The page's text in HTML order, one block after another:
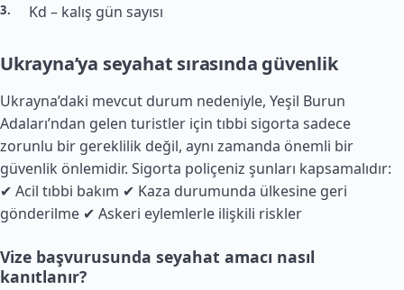
Kd – kalış gün sayısı
Ukrayna’ya seyahat sırasında güvenlik
Ukrayna’daki mevcut durum nedeniyle, Yeşil Burun
Adaları’ndan gelen turistler için tıbbi sigorta sadece
zorunlu bir gereklilik değil, aynı zamanda önemli bir
güvenlik önlemidir. Sigorta poliçeniz şunları kapsamalıdır:
✔ Acil tıbbi bakım ✔ Kaza durumunda ülkesine geri
gönderilme ✔ Askeri eylemlerle ilişkili riskler
Vize başvurusunda seyahat amacı nasıl
kanıtlanır?